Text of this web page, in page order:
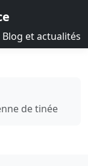
Blog et actualités
de tinée